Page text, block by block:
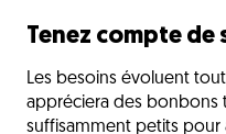
Tenez compte de
Les besoins évoluent
appréciera des bonbons
suffisamment petits